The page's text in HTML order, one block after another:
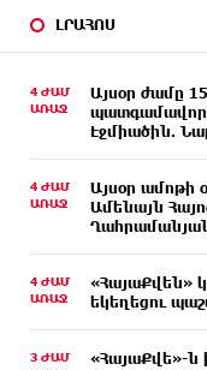
ԼՐԱՀՈՍ
4 ԺԱՄ
ԱՌԱՋ
Այսօր ժամը
Էջմիածին.
4 ԺԱՄ
ԱՌԱՋ
Այսօր ամոթի
Ամենայն
4 ԺԱՄ
ԱՌԱՋ
«ՀայաՔվեն»
եկեղեցու
3 ԺԱՄ
«ՀայաՔվե»-